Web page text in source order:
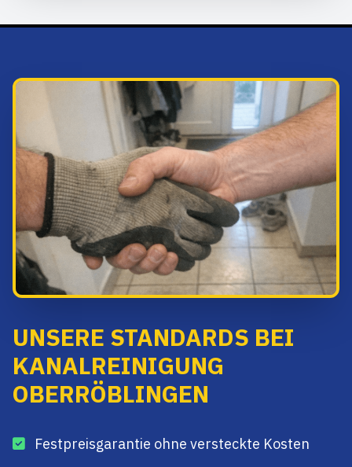
UNSERE STANDARDS BEI
KANALREINIGUNG
OBERRÖBLINGEN
Festpreisgarantie ohne versteckte Kosten